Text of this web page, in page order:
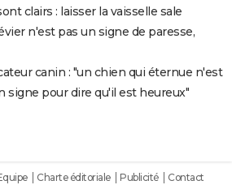
clairs : laisser la vaisselle sale
n'est pas un signe de paresse,
canin : "un chien qui éternue n'est
signe pour dire qu'il est heureux"
Charte éditoriale Publicité
Contact